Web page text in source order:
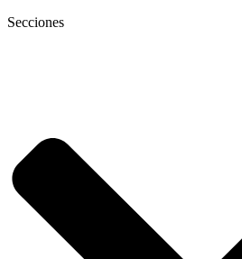
Secciones